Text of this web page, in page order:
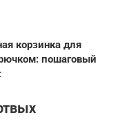
корзинка для
пошаговый